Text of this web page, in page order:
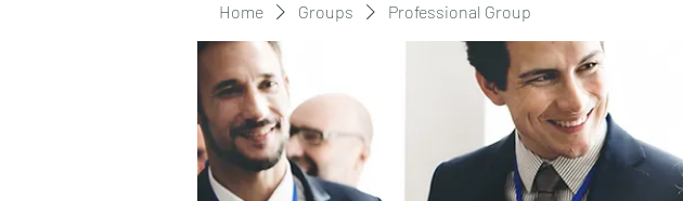
Home Groups Professional Group